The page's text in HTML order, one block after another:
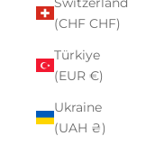
(CHF CHF)
Türkiye
(EUR €)
Ukraine
(UAH ₴)